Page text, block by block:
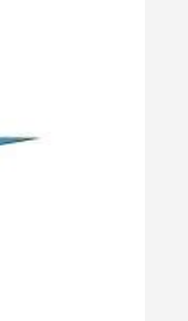
Métropolitaine
250€ d'achats